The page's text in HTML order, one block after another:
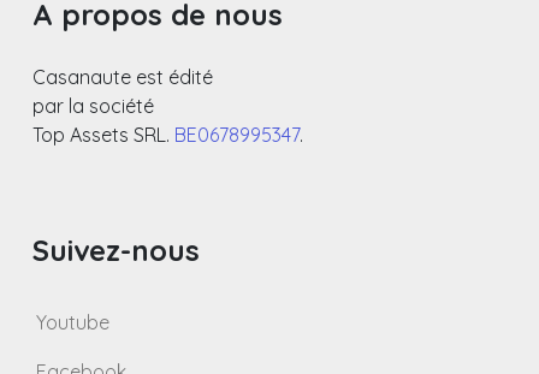
A propos de nous
Casanaute est édité
par la société
Top Assets SRL. BE0678995347.
Suivez-nous
Youtube